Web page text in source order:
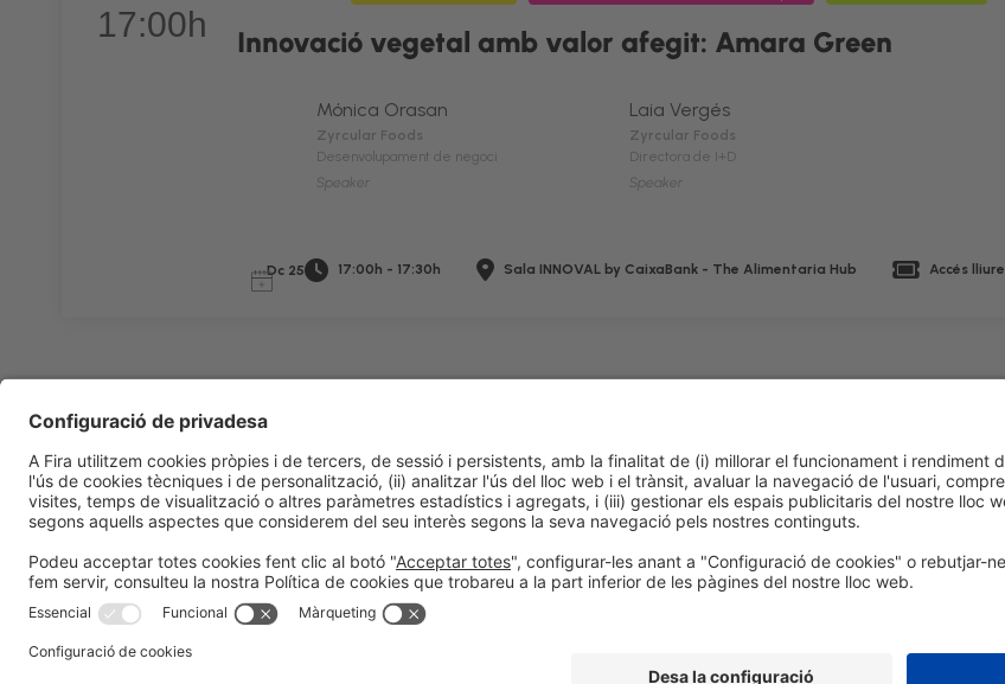
17:00h Innovació vegetal amb valor afegit: Amara Green
Mónica Orasan
Zyrcular Foods
Desenvolupament de negoci
Speaker
Laia Vergés
Zyrcular Foods
Directora de I+D
Speaker
Dc 25 17:00h - 17:30h Sala INNOVAL by CaixaBank - The Alimentaria Hub Accés lliure
Informació legalAvís legalPolítica de privacitatPolítica de cookies